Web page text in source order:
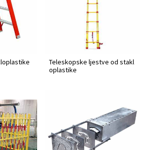
Teleskopske ljestve od stakl
oplastike